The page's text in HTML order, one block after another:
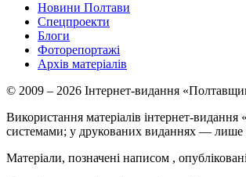
Новини Полтави
Спецпроекти
Блоги
Фоторепортажі
Архів матеріалів
© 2009 – 2026 Інтернет-видання
Використання матеріалів інтернет-
системами; у друкованих виданнях — лише
Матеріали, позначені написом ,